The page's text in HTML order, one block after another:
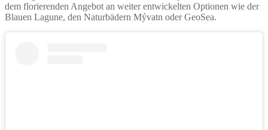
dem florierenden Angebot an weiter entwickelten Optionen wie der
Blauen Lagune, den Naturbädern Mývatn oder GeoSea.